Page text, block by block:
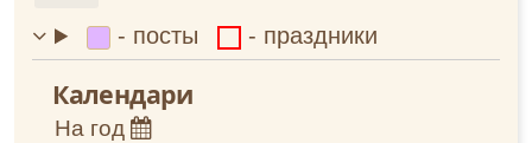
Август
Сентябрь
- посты - праздники
Календари
На год